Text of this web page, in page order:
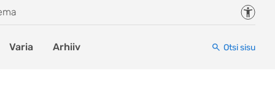
Varia Arhiiv Otsi sisu